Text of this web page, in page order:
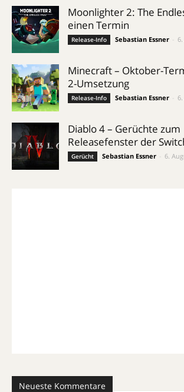
Moonlighter 2: The
einen Termin
Release-Info Sebastian Essner
Minecraft – Oktober-
2-Umsetzung
Release-Info Sebastian Essner
Diablo 4 – Gerüchte zum
Releasefenster der
Gerücht Sebastian Essner 6.
Neueste Kommentare